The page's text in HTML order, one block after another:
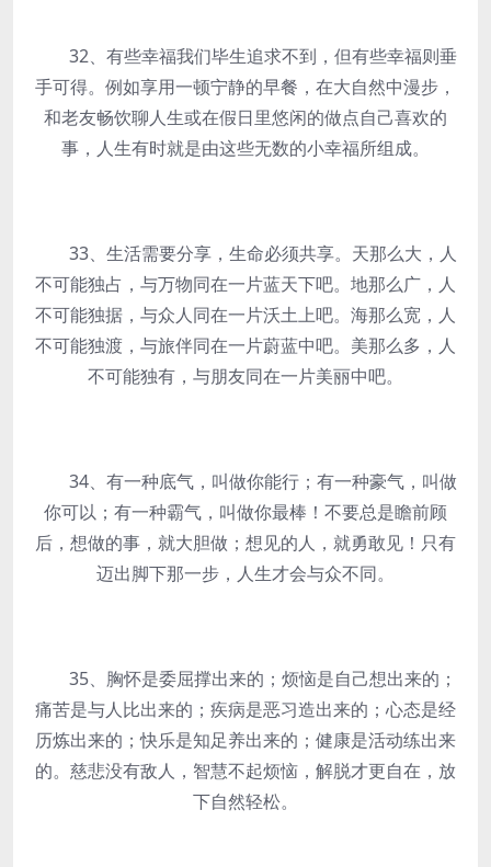
32、有些幸福我们毕生追求不到，但有些幸福则垂
手可得。例如享用一顿宁静的早餐，在大自然中漫步，
和老友畅饮聊人生或在假日里悠闲的做点自己喜欢的
事，人生有时就是由这些无数的小幸福所组成。
33、生活需要分享，生命必须共享。天那么大，人
不可能独占，与万物同在一片蓝天下吧。地那么广，人
不可能独据，与众人同在一片沃土上吧。海那么宽，人
不可能独渡，与旅伴同在一片蔚蓝中吧。美那么多，人
不可能独有，与朋友同在一片美丽中吧。
34、有一种底气，叫做你能行；有一种豪气，叫做
你可以；有一种霸气，叫做你最棒！不要总是瞻前顾
后，想做的事，就大胆做；想见的人，就勇敢见！只有
迈出脚下那一步，人生才会与众不同。
35、胸怀是委屈撑出来的；烦恼是自己想出来的；
痛苦是与人比出来的；疾病是恶习造出来的；心态是经
历炼出来的；快乐是知足养出来的；健康是活动练出来
的。慈悲没有敌人，智慧不起烦恼，解脱才更自在，放
下自然轻松。